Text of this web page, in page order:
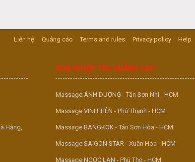
Liên hệ Quảng cáo Terms and rules Privacy policy Help
Hàng,
ĐƠN VỊ HỢP TÁC QUẢNG CÁO
Massage ÁNH DƯƠNG - Tân Sơn Nhì - HCM
Massage VINH TIÊN - Phú Thạnh - HCM
Massage BANGKOK - Tân Sơn Hòa - HCM
Massage SAIGON STAR - Xuân Hòa - HCM
Massage NGỌC LAN - Phú Thọ - HCM